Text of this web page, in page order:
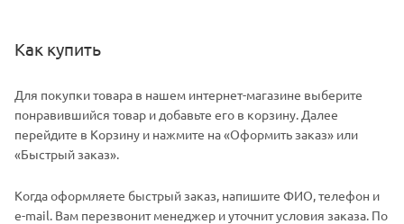
Как купить
Для покупки товара в нашем интернет-магазине выберите
понравившийся товар и добавьте его в корзину. Далее
перейдите в Корзину и нажмите на «Оформить заказ» или
«Быстрый заказ».
Когда оформляете быстрый заказ, напишите ФИО, телефон и
e-mail. Вам перезвонит менеджер и уточнит условия заказа. По